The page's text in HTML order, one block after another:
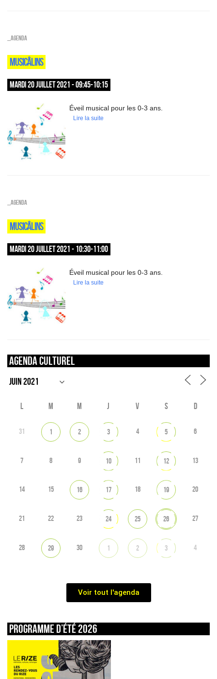
_Agenda
MUSICÂLINS
MARDI 20 JUILLET 2021 - 09:45-10:15
Éveil musical pour les 0-3 ans.
Lire la suite
_Agenda
MUSICÂLINS
MARDI 20 JUILLET 2021 - 10:30-11:00
Éveil musical pour les 0-3 ans.
Lire la suite
Agenda culturel
L M M J V S D
31 1 2 3 4 5 6
7 8 9 10 11 12 13
14 15 16 17 18 19 20
21 22 23 24 25 26 27
28 29 30 1 2 3 4
Voir tout l'agenda
Programme d’été 2026